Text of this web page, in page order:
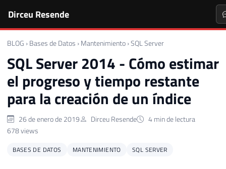
Dirceu Resende
BLOG › Bases de Datos › Mantenimiento ›SQL Server
SQL Server 2014 - Cómo estimar
el progreso y tiempo restante
para la creación de un índice
26 de enero de 2019 Dirceu Resende
4 min de lectura
678 views
BASES DE DATOS MANTENIMIENTO SQL SERVER